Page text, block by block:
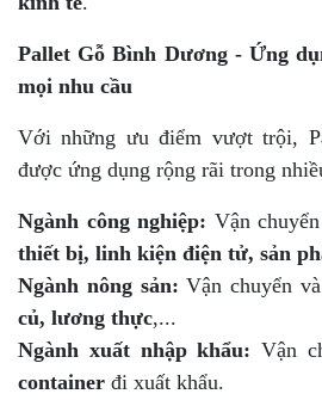
Pallet Gỗ Bình Dương - Ứng
mọi nhu cầu
Với những ưu điểm vượt trội,
được ứng dụng rộng rãi trong
Ngành công nghiệp: Vận
thiết bị, linh kiện điện tử, sản
Ngành nông sản: Vận chuyển
củ, lương thực,...
Ngành xuất nhập khẩu: Vận
container đi xuất khẩu.